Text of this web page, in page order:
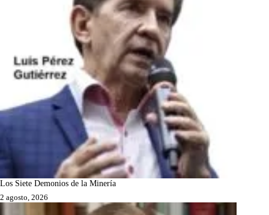
Los Siete Demonios de la Minería
2 agosto, 2026